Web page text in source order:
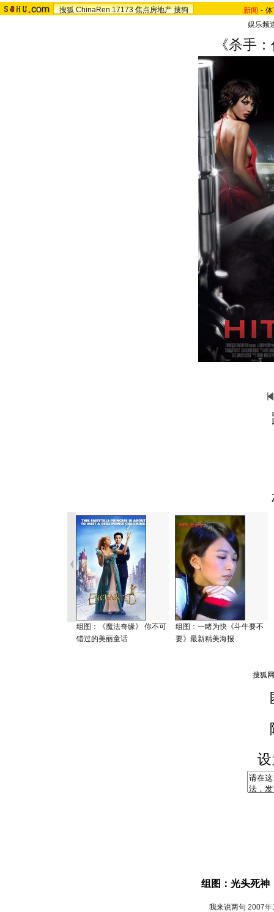
搜狐 ChinaRen 17173 焦点房地产 搜狗 新闻 -
娱乐频
《杀手
组图：《魔法奇缘》 你不可
错过的美丽童话
组图：一睹为快《斗牛要不
要》最新精美海报
组图：光头死神
我来说两句 2007年